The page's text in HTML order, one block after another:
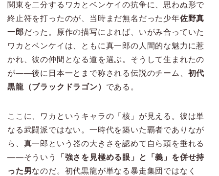
関東を二分するワカとベンケイの抗争に、思わぬ形で
終止符を打ったのが、当時まだ無名だった少年佐野真
一郎だった。原作の描写によれば、いがみ合っていた
ワカとベンケイは、ともに真一郎の人間的な魅力に惹
かれ、彼の仲間となる道を選ぶ。そうして生まれたの
が——後に日本一とまで称される伝説のチーム、 初代
黒龍（ブラックドラゴン） である。
ここに、ワカというキャラの「核」が見える。彼は単
なる武闘派ではない。一時代を築いた覇者でありなが
ら、真一郎という器の大きさを認めて自ら頭を垂れる
——そういう
「強さを見極める眼」と「義」を併せ持
った男なのだ。初代黒龍が単なる暴走集団ではなく